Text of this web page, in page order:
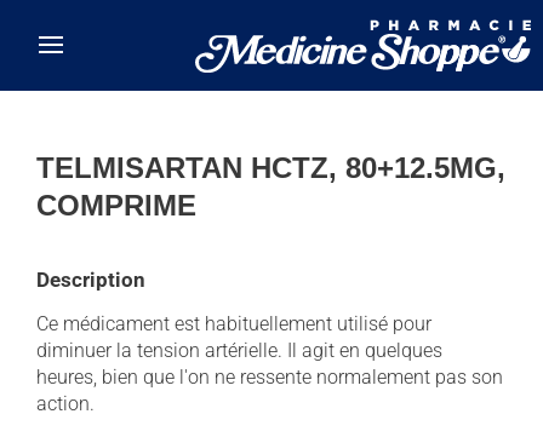
TELMISARTAN HCTZ, 80+12.5MG,
COMPRIME
Description
Ce médicament est habituellement utilisé pour
diminuer la tension artérielle. Il agit en quelques
heures, bien que l'on ne ressente normalement pas son
action.